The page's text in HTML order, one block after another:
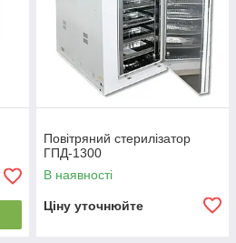
Повітряний стерилізатор
ГПД-1300
В наявності
Ціну уточнюйте